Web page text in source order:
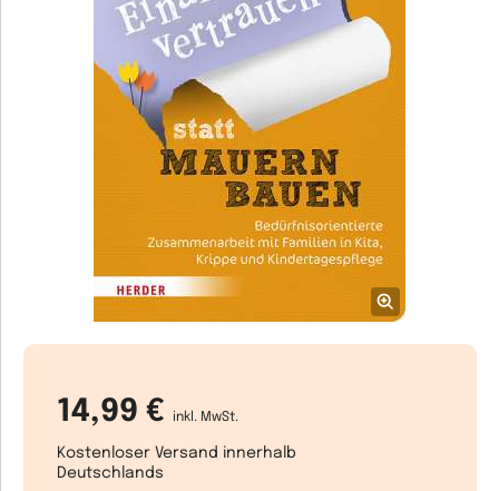
14,99 € inkl. MwSt.
Kostenloser Versand innerhalb
Deutschlands